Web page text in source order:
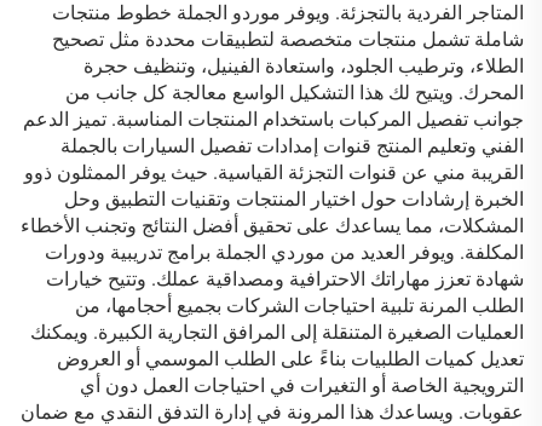
المتاجر الفردية بالتجزئة. ويوفر موردو الجملة خطوط منتجات
شاملة تشمل منتجات متخصصة لتطبيقات محددة مثل تصحيح
الطلاء، وترطيب الجلود، واستعادة الفينيل، وتنظيف حجرة
المحرك. ويتيح لك هذا التشكيل الواسع معالجة كل جانب من
جوانب تفصيل المركبات باستخدام المنتجات المناسبة. تميز الدعم
الفني وتعليم المنتج قنوات إمدادات تفصيل السيارات بالجملة
القريبة مني عن قنوات التجزئة القياسية. حيث يوفر الممثلون ذوو
الخبرة إرشادات حول اختيار المنتجات وتقنيات التطبيق وحل
المشكلات، مما يساعدك على تحقيق أفضل النتائج وتجنب الأخطاء
المكلفة. ويوفر العديد من موردي الجملة برامج تدريبية ودورات
شهادة تعزز مهاراتك الاحترافية ومصداقية عملك. وتتيح خيارات
الطلب المرنة تلبية احتياجات الشركات بجميع أحجامها، من
العمليات الصغيرة المتنقلة إلى المرافق التجارية الكبيرة. ويمكنك
تعديل كميات الطلبيات بناءً على الطلب الموسمي أو العروض
الترويجية الخاصة أو التغيرات في احتياجات العمل دون أي
عقوبات. ويساعدك هذا المرونة في إدارة التدفق النقدي مع ضمان